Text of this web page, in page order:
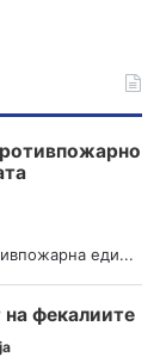
еди...
на фекалиите